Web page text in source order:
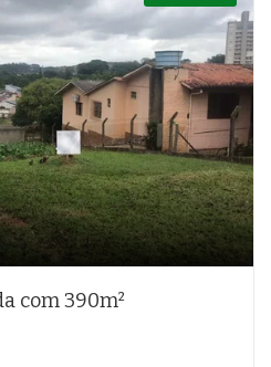
com 390m²